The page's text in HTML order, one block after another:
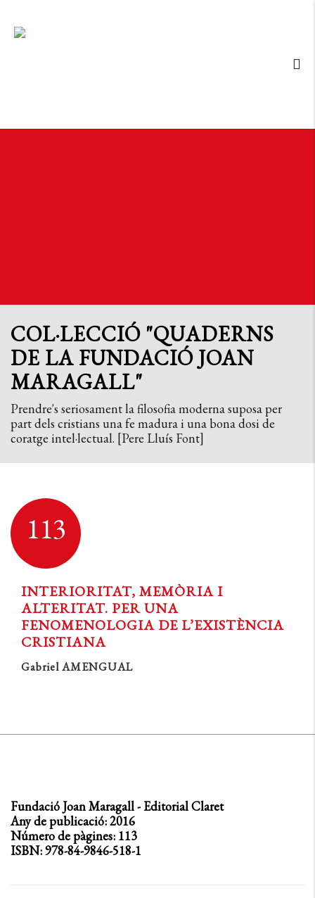
COL·LECCIÓ "QUADERNS
DE LA FUNDACIÓ JOAN
MARAGALL"
Prendre's seriosament la filosofia moderna suposa per
part dels cristians una fe madura i una bona dosi de
coratge intel·lectual. [Pere Lluís Font]
113
INTERIORITAT, MEMÒRIA I
ALTERITAT. PER UNA
FENOMENOLOGIA DE L’EXISTÈNCIA
CRISTIANA
Gabriel AMENGUAL
Fundació Joan Maragall - Editorial Claret
Any de publicació: 2016
Número de pàgines: 113
ISBN: 978-84-9846-518-1